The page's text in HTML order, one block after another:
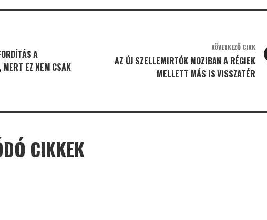
A
MERT EZ NEM CSAK
KÖVETKEZŐ CIKK
AZ ÚJ SZELLEMIRTÓK MOZIBAN A RÉGIEK
MELLETT MÁS IS VISSZATÉR
CIKKEK